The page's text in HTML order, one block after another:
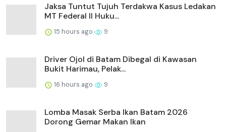
Jaksa Tuntut Tujuh Terdakwa Kasus Ledakan
MT Federal II Huku...
15 hours ago 9
Driver Ojol di Batam Dibegal di Kawasan
Bukit Harimau, Pelak...
16 hours ago 9
Lomba Masak Serba Ikan Batam 2026
Dorong Gemar Makan Ikan